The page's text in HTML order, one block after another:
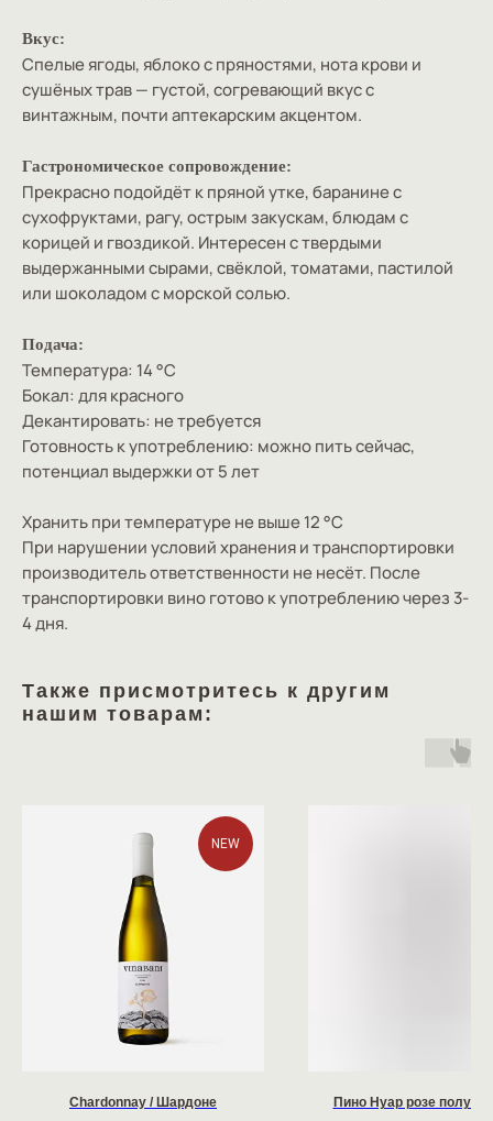
Вкус:
Спелые ягоды, яблоко с пряностями, нота крови и
сушёных трав — густой, согревающий вкус с
винтажным, почти аптекарским акцентом.
Гастрономическое сопровождение:
Прекрасно подойдёт к пряной утке, баранине с
сухофруктами, рагу, острым закускам, блюдам с
корицей и гвоздикой. Интересен с твердыми
выдержанными сырами, свёклой, томатами, пастилой
или шоколадом с морской солью.
Подача:
Температура: 14 °C
Бокал: для красного
Декантировать: не требуется
Готовность к употреблению: можно пить сейчас,
потенциал выдержки от 5 лет
Хранить при температуре не выше 12 °C
При нарушении условий хранения и транспортировки
производитель ответственности не несёт. После
транспортировки вино готово к употреблению через 3-
4 дня.
Также присмотритесь к другим
нашим товарам:
NEW
Chardonnay / Шардоне Пино Нуар розе